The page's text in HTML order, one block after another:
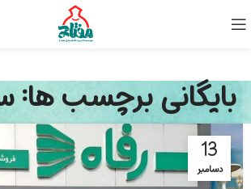
بایگانی برچسب ها:
13
دسامبر